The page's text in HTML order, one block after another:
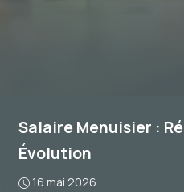
Salaire Menuisier :
Évolution
16 mai 2026